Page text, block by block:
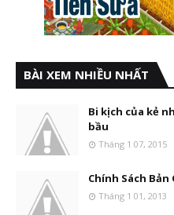
BÀI XEM NHIỀU NHẤT
Bi kịch của kẻ
bầu
Tháng 1 07, 2015
Chính Sách Bản
Tháng 1 01, 2013